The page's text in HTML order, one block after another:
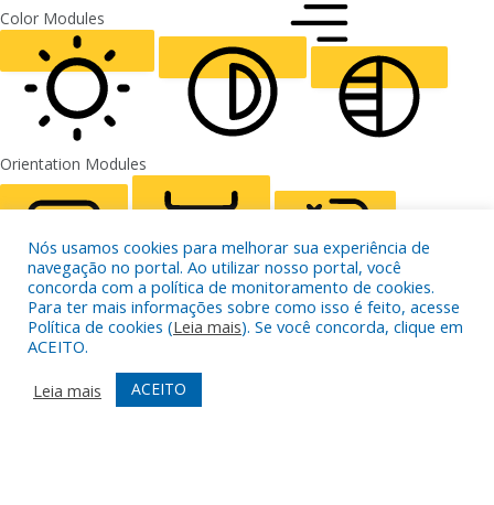
ALIGN TEXT
FONT WEIGHT
Color Modules
LIGHT CONTRAST HIGH CONTRAST
Orientation Modules
READING LINE READING MASK HIDE IMAGES
Nós usamos cookies para melhorar sua experiência de
navegação no portal. Ao utilizar nosso portal, você
concorda com a política de monitoramento de cookies.
Para ter mais informações sobre como isso é feito, acesse
Política de cookies (Leia mais). Se você concorda, clique em
ACEITO.
Leia mais
ACEITO